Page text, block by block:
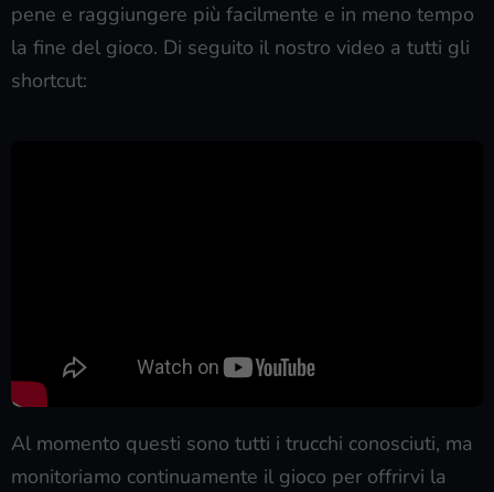
pene e raggiungere più facilmente e in meno tempo
la fine del gioco. Di seguito il nostro video a tutti gli
shortcut:
Al momento questi sono tutti i trucchi conosciuti, ma
monitoriamo continuamente il gioco per offrirvi la